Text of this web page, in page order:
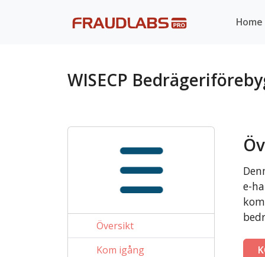
Home
WISECP
Översikt
Kom igång
e-